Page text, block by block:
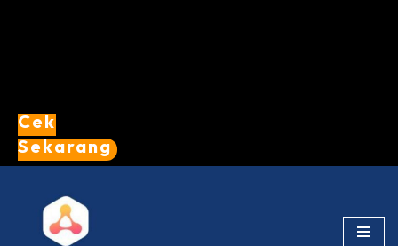
Cek
Sekarang